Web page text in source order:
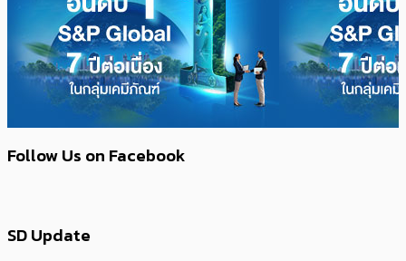
Follow Us on Facebook
SD Update